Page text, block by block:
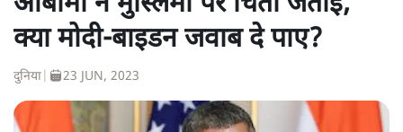
क्या मोदी-बाइडन जवाब दे पाए?
दुनिया 23 JUN, 2023